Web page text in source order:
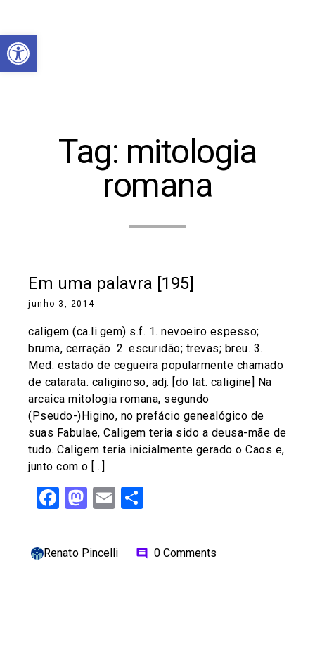
Abrir a barra de ferramentas
Tag: mitologia
romana
Em uma palavra [195]
junho 3, 2014
caligem (ca.li.gem) s.f. 1. nevoeiro espesso;
bruma, cerração. 2. escuridão; trevas; breu. 3.
Med. estado de cegueira popularmente chamado
de catarata. caliginoso, adj. [do lat. caligine] Na
arcaica mitologia romana, segundo
(Pseudo-)Higino, no prefácio genealógico de
suas Fabulae, Caligem teria sido a deusa-mãe de
tudo. Caligem teria inicialmente gerado o Caos e,
junto com o […]
Facebook
Mastodon
Email
Renato Pincelli comment 0 Comments